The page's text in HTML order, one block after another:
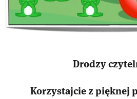
Drodzy
Korzystajcie z pięknej